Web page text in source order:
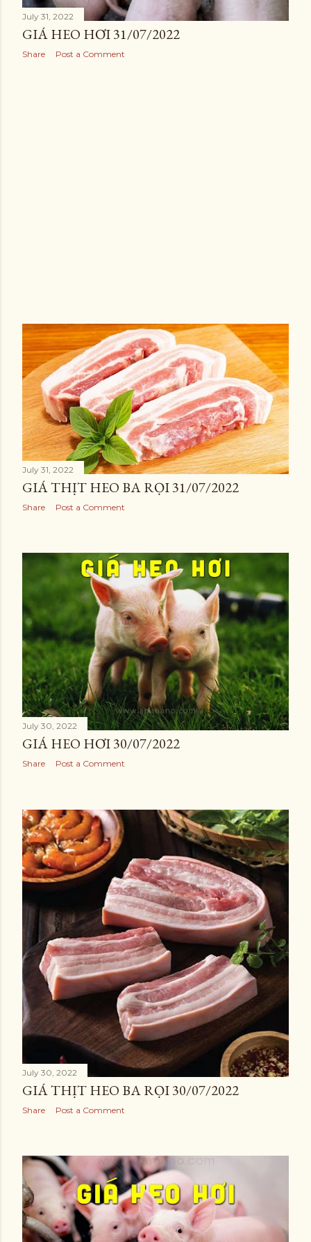
July 31, 2022
GIÁ HEO HƠI 31/07/2022
Share Post a Comment
July 31, 2022
GIÁ THỊT HEO BA RỌI 31/07/2022
Share Post a Comment
July 30, 2022
GIÁ HEO HƠI 30/07/2022
Share Post a Comment
July 30, 2022
GIÁ THỊT HEO BA RỌI 30/07/2022
Share Post a Comment